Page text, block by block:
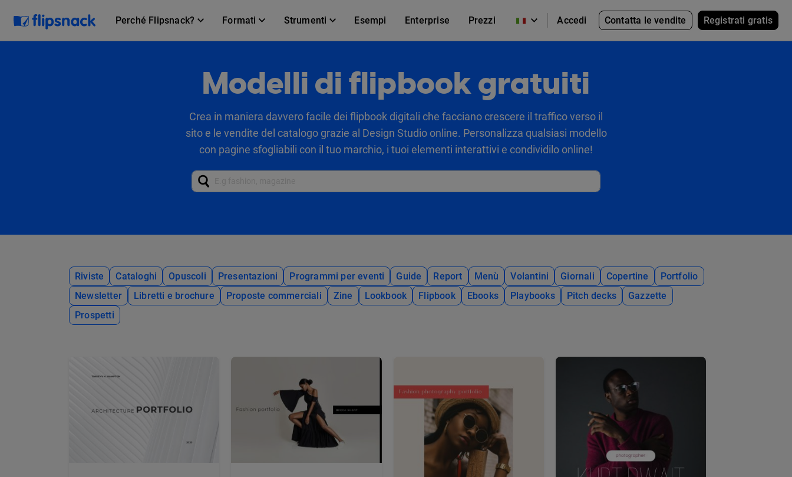
Perché Flipsnack? Formati Strumenti Esempi Enterprise Prezzi Accedi Contatta le vendite Registrati gratis
Modelli di flipbook gratuiti
Crea in maniera davvero facile dei flipbook digitali che facciano crescere il traffico verso il
sito e le vendite del catalogo grazie al Design Studio online. Personalizza qualsiasi modello
con pagine sfogliabili con il tuo marchio, i tuoi elementi interattivi e condividilo online!
Riviste Cataloghi Opuscoli Presentazioni Programmi per eventi Guide Report Menù Volantini Giornali Copertine
Portfolio
Newsletter
Libretti e brochure Proposte commerciali Zine Lookbook Flipbook Ebooks Playbooks Pitch decks
Gazzette
Prospetti